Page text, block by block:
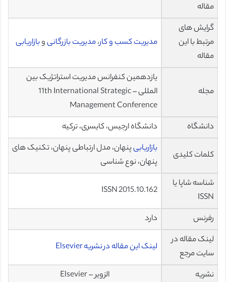
مقاله
گرایش های
مرتبط با این
مقاله
مدیریت کسب و کار،مدیریت بازرگانیوبازاریابی
مجله
یازدهمین کنفرانس مدیریت استراتژیک بین
المللی – 11th International Strategic
Management Conference
دانشگاه
دانشگاه ارجیس، کایسری، ترکیه
کلمات کلیدی
بازاريابیپنهان، مدل ارتباطی پنهان، تکنيک های
پنهان، نوع شناسی
شناسه شاپا یا
ISSN
ISSN 2015.10.162
رفرنس
دارد
لینک مقاله در
سایت مرجع
لینک این مقاله در نشریه Elsevier
نشریه الزویر – Elsevier